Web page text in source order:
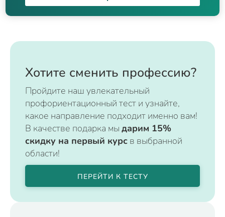
Хотите сменить профессию?
Пройдите наш увлекательный
профориентационный тест и узнайте,
какое направление подходит именно вам!
В качестве подарка мы дарим 15%
скидку на первый курс в выбранной
области!
ПЕРЕЙТИ К ТЕСТУ